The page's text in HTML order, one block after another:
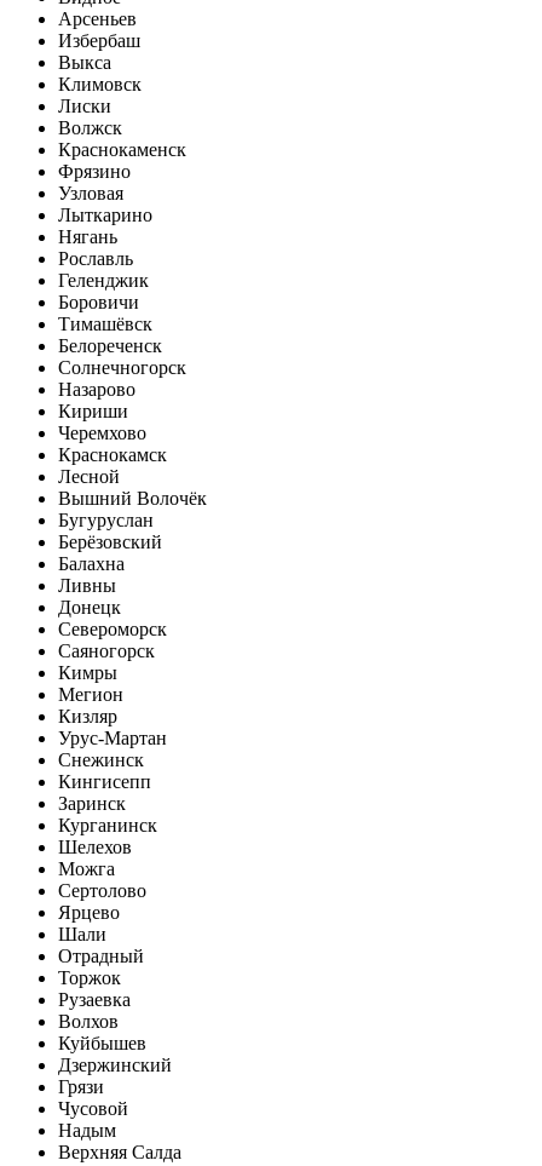
Арсеньев
Избербаш
Выкса
Климовск
Лиски
Волжск
Краснокаменск
Фрязино
Узловая
Лыткарино
Нягань
Рославль
Геленджик
Боровичи
Тимашёвск
Белореченск
Солнечногорск
Назарово
Кириши
Черемхово
Краснокамск
Лесной
Вышний Волочёк
Бугуруслан
Берёзовский
Балахна
Ливны
Донецк
Североморск
Саяногорск
Кимры
Мегион
Кизляр
Урус-Мартан
Снежинск
Кингисепп
Заринск
Курганинск
Шелехов
Можга
Сертолово
Ярцево
Шали
Отрадный
Торжок
Рузаевка
Волхов
Куйбышев
Дзержинский
Грязи
Чусовой
Надым
Верхняя Салда